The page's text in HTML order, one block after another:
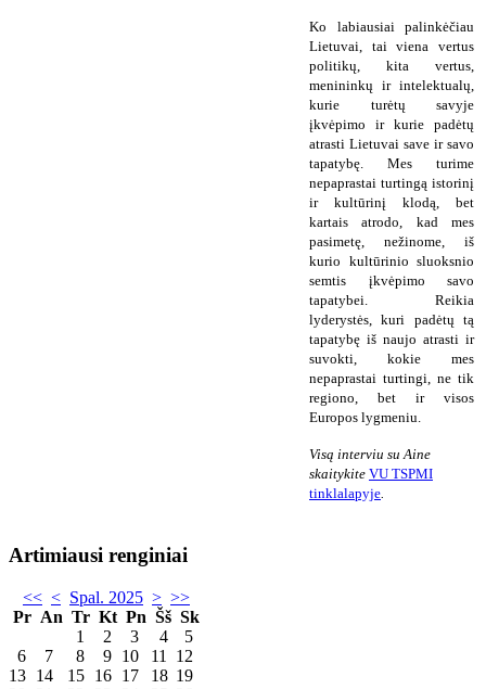
Ko labiausiai palinkėčiau
Lietuvai, tai viena vertus
politikų, kita vertus,
menininkų ir intelektualų,
kurie turėtų savyje
įkvėpimo ir kurie padėtų
atrasti Lietuvai save ir savo
tapatybę. Mes turime
nepaprastai turtingą istorinį
ir kultūrinį klodą, bet
kartais atrodo, kad mes
pasimetę, nežinome, iš
kurio kultūrinio sluoksnio
semtis įkvėpimo savo
tapatybei. Reikia
lyderystės, kuri padėtų tą
tapatybę iš naujo atrasti ir
suvokti, kokie mes
nepaprastai turtingi, ne tik
regiono, bet ir visos
Europos lygmeniu.
Visą interviu su Aine
skaitykite VU TSPMI
tinklalapyje.
Artimiausi renginiai
<< < Spal. 2025 > >>
Pr An Tr Kt Pn Šš Sk
1
2 3 4
5
6
7 8 9 10 11
12
13 14 15 16 17 18 19